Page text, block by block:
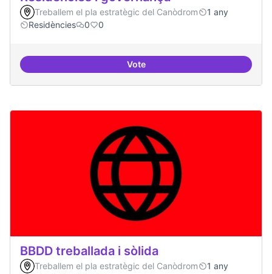
Treballem el pla estratègic del Canòdrom
1 any
Residències
0 0
VoteResidències i governança
BBDD treballada i sòlida
Treballem el pla estratègic del Canòdrom
1 any